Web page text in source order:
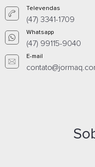
Televendas
(47) 3341-1709
Whatsapp
(47) 99115-9040
E-mail